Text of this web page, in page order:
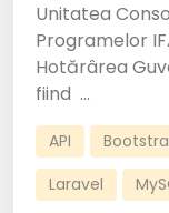
Unitatea
Programelor
Hotărârea
fiind ...
API
Laravel